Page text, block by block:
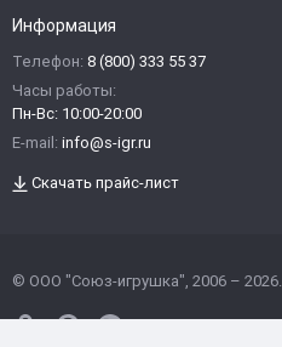
Информация
Телефон: 8 (800) 333 55 37
Часы работы:
Пн-Вс: 10:00-20:00
E-mail: info@s-igr.ru
Скачать прайс-лист
© ООО "Союз-игрушка", 2006 – 2026.